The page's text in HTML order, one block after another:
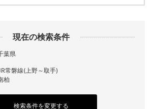
現在の検索条件
葉県
常磐線(上野～取手)
柏
検索条件を変更する